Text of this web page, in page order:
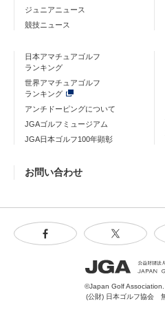
ジュニアニュース
競技ニュース
日本アマチュアゴルフ
ランキング
世界アマチュアゴルフ
ランキング
アンチドーピングについて
JGAゴルフミュージアム
JGA日本ゴルフ100年顕彰
お問い合わせ
©Japan Golf Association.
(公財) 日本ゴルフ協会